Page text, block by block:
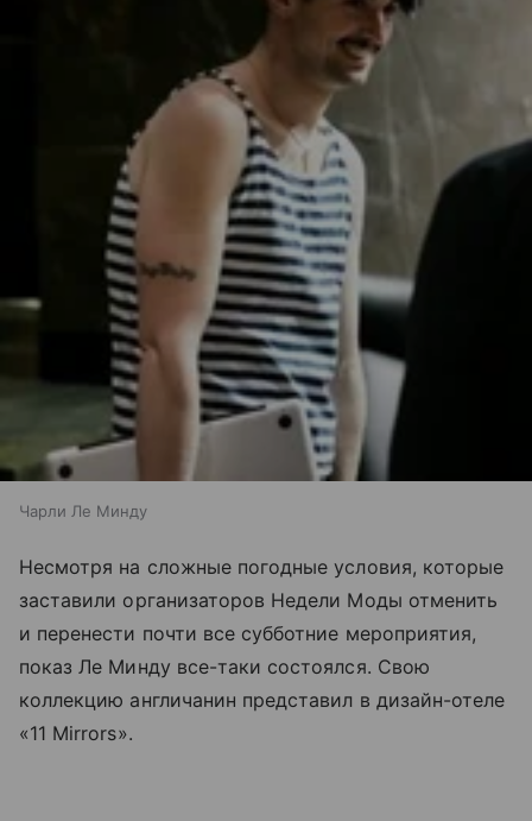
Чарли Ле Минду
Несмотря на сложные погодные условия, которые
заставили организаторов Недели Моды отменить
и перенести почти все субботние мероприятия,
показ Ле Минду все-таки состоялся. Свою
коллекцию англичанин представил в дизайн-отеле
«11 Mirrors».